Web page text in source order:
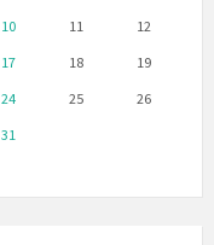
10 11
12
17 18
19
24 25
26
31